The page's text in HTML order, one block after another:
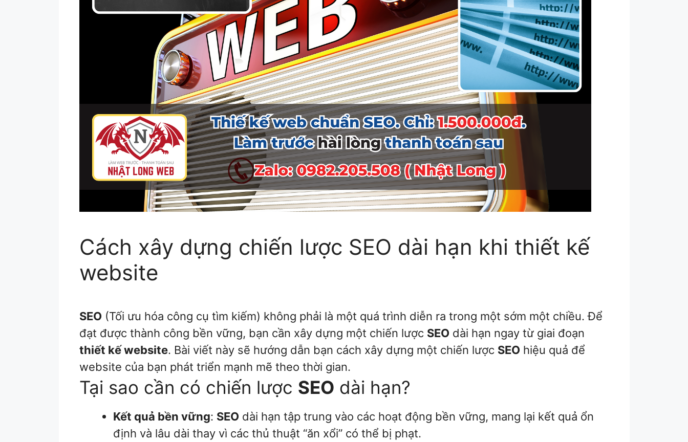
Cách xây dựng chiến lược SEO dài hạn khi thiết kế
website
SEO (Tối ưu hóa công cụ tìm kiếm) không phải là một quá trình diễn ra trong một sớm một chiều. Để
đạt được thành công bền vững, bạn cần xây dựng một chiến lược SEO dài hạn ngay từ giai đoạn
thiết kế website. Bài viết này sẽ hướng dẫn bạn cách xây dựng một chiến lược SEO hiệu quả để
website của bạn phát triển mạnh mẽ theo thời gian.
Tại sao cần có chiến lược SEO dài hạn?
Kết quả bền vững: SEO dài hạn tập trung vào các hoạt động bền vững, mang lại kết quả ổn
định và lâu dài thay vì các thủ thuật “ăn xổi” có thể bị phạt.